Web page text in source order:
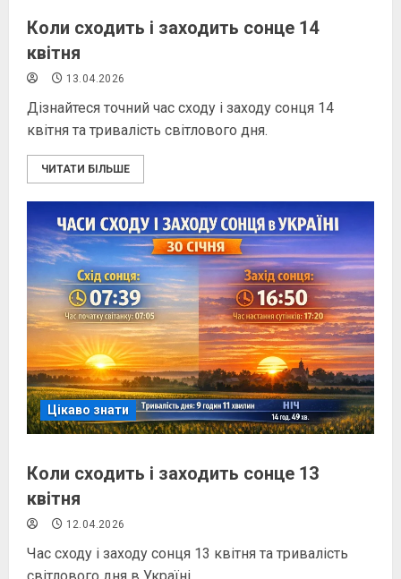
Коли сходить і заходить сонце 14
квітня
13.04.2026
Дізнайтеся точний час сходу і заходу сонця 14
квітня та тривалість світлового дня.
ЧИТАТИ БІЛЬШЕ
Цікаво знати
Коли сходить і заходить сонце 13
квітня
12.04.2026
Час сходу і заходу сонця 13 квітня та тривалість